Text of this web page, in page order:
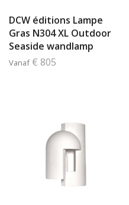
DCW éditions Lampe
Gras N304 XL Outdoor
Seaside wandlamp
Vanaf € 805